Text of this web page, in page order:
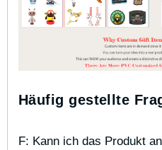
Häufig gestellte
F: Kann ich das Produkt